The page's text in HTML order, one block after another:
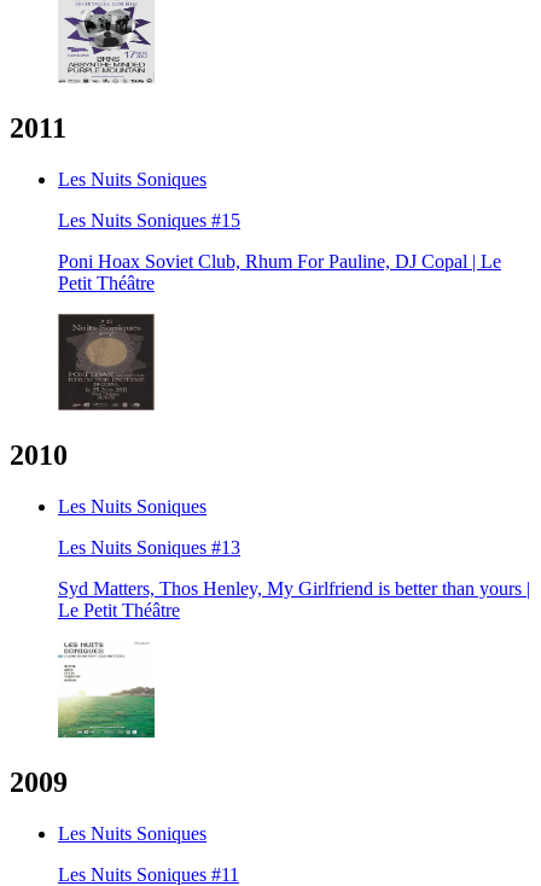
2011
Les Nuits Soniques
Les Nuits Soniques #15
Poni Hoax Soviet Club, Rhum For Pauline, DJ Copal | Le
Petit Théâtre
2010
Les Nuits Soniques
Les Nuits Soniques #13
Syd Matters, Thos Henley, My Girlfriend is better than yours |
Le Petit Théâtre
2009
Les Nuits Soniques
Les Nuits Soniques #11